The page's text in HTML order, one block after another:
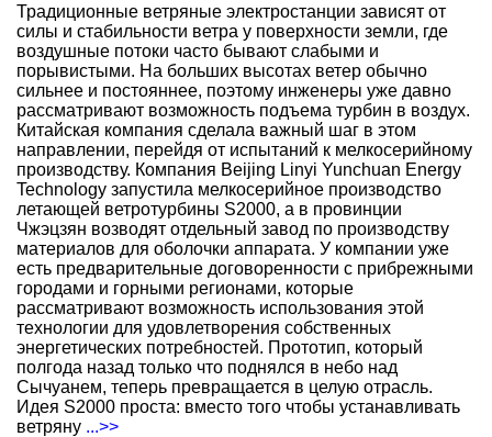
Традиционные ветряные электростанции зависят от
силы и стабильности ветра у поверхности земли, где
воздушные потоки часто бывают слабыми и
порывистыми. На больших высотах ветер обычно
сильнее и постояннее, поэтому инженеры уже давно
рассматривают возможность подъема турбин в воздух.
Китайская компания сделала важный шаг в этом
направлении, перейдя от испытаний к мелкосерийному
производству. Компания Beijing Linyi Yunchuan Energy
Technology запустила мелкосерийное производство
летающей ветротурбины S2000, а в провинции
Чжэцзян возводят отдельный завод по производству
материалов для оболочки аппарата. У компании уже
есть предварительные договоренности с прибрежными
городами и горными регионами, которые
рассматривают возможность использования этой
технологии для удовлетворения собственных
энергетических потребностей. Прототип, который
полгода назад только что поднялся в небо над
Сычуанем, теперь превращается в целую отрасль.
Идея S2000 проста: вместо того чтобы устанавливать
ветряну ...>>